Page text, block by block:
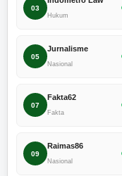
03
Hukum
05
Jurnalisme
Nasional
07
Fakta62
Fakta
09
Raimas86
Nasional